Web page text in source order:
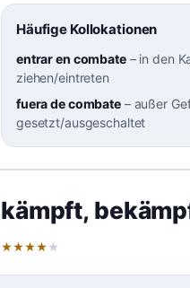
Häufige Kollokationen
entrar en combate– in den
ziehen/eintreten
fuera de combate– außer
gesetzt/ausgeschaltet
kämpft,
★★★★ ★